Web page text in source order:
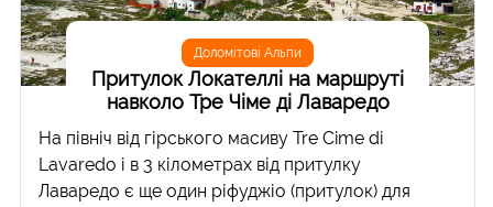
Доломітові Альпи
Притулок Локателлі на маршруті
навколо Тре Чіме ді Лаваредо
На північ від гірського масиву Tre Cime di
Lavaredo і в 3 кілометрах від притулку
Лаваредо є ще один ріфуджіо (притулок) для